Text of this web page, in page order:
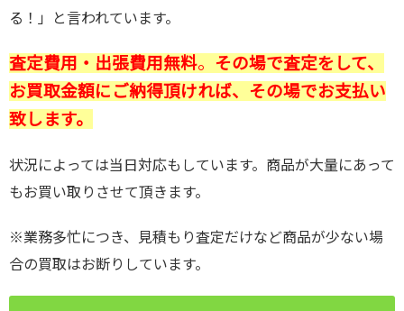
る！」と言われています。
査定費用・出張費用無料。 その場で査定をして、
お買取金額にご納得頂ければ、その場でお支払い
致します。
状況によっては当日対応もしています。商品が大量にあって
もお買い取りさせて頂きます。
※業務多忙につき、見積もり査定だけなど商品が少ない場
合の買取はお断りしています。